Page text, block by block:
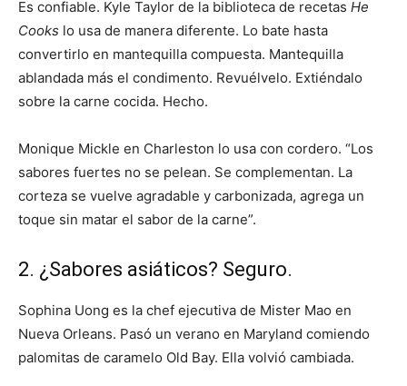
Es confiable. Kyle Taylor de la biblioteca de recetas He
Cooks lo usa de manera diferente. Lo bate hasta
convertirlo en mantequilla compuesta. Mantequilla
ablandada más el condimento. Revuélvelo. Extiéndalo
sobre la carne cocida. Hecho.
Monique Mickle en Charleston lo usa con cordero. “Los
sabores fuertes no se pelean. Se complementan. La
corteza se vuelve agradable y carbonizada, agrega un
toque sin matar el sabor de la carne”.
2. ¿Sabores asiáticos? Seguro.
Sophina Uong es la chef ejecutiva de Mister Mao en
Nueva Orleans. Pasó un verano en Maryland comiendo
palomitas de caramelo Old Bay. Ella volvió cambiada.